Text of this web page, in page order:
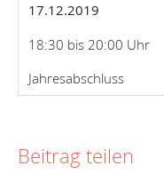
17.12.2019
18:30 bis 20:00 Uhr
Jahresabschluss
Beitrag teilen